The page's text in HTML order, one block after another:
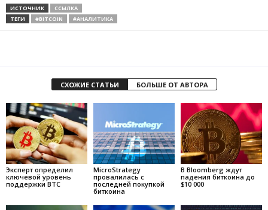
ИСТОЧНИК
ССЫЛКА
ТЕГИ
#BITCOIN #АНАЛИТИКА
СХОЖИЕ СТАТЬИ БОЛЬШЕ ОТ АВТОРА
Эксперт определил
ключевой уровень
поддержки BTC
MicroStrategy
провалилась с
последней покупкой
биткоина
В Bloomberg ждут
падения биткоина до
$10 000